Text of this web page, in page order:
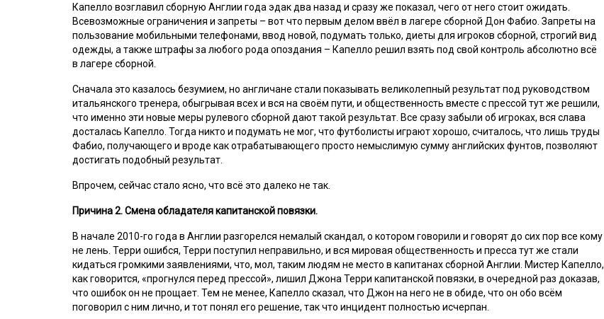
Капелло возглавил сборную Англии года эдак два назад и сразу же показал, чего от него стоит ожидать.
Всевозможные ограничения и запреты – вот что первым делом ввёл в лагере сборной Дон Фабио. Запреты на
пользование мобильными телефонами, ввод новой, подумать только, диеты для игроков сборной, строгий вид
одежды, а также штрафы за любого рода опоздания – Капелло решил взять под свой контроль абсолютно всё
в лагере сборной.
Сначала это казалось безумием, но англичане стали показывать великолепный результат под руководством
итальянского тренера, обыгрывая всех и вся на своём пути, и общественность вместе с прессой тут же решили,
что именно эти новые меры рулевого сборной дают такой результат. Все сразу забыли об игроках, вся слава
досталась Капелло. Тогда никто и подумать не мог, что футболисты играют хорошо, считалось, что лишь труды
Фабио, получающего и вроде как отрабатывающего просто немыслимую сумму английских фунтов, позволяют
достигать подобный результат.
Впрочем, сейчас стало ясно, что всё это далеко не так.
Причина 2. Смена обладателя капитанской повязки.
В начале 2010-го года в Англии разгорелся немалый скандал, о котором говорили и говорят до сих пор все кому
не лень. Терри ошибся, Терри поступил неправильно, и вся мировая общественность и пресса тут же стали
кидаться громкими заявлениями, что, мол, таким людям не место в капитанах сборной Англии. Мистер Капелло,
как говорится, «прогнулся перед прессой», лишил Джона Терри капитанской повязки, в очередной раз доказав,
что ошибок он не прощает. Тем не менее, Капелло сказал, что Джон на него не в обиде, что он обо всём
поговорил с ним лично, и тот понял его решение, так что инцидент полностью исчерпан.